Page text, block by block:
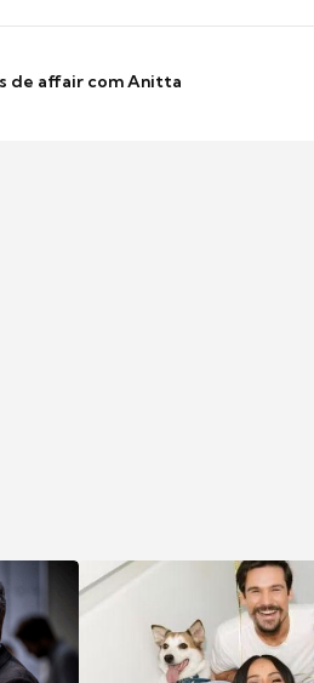
de affair com Anitta